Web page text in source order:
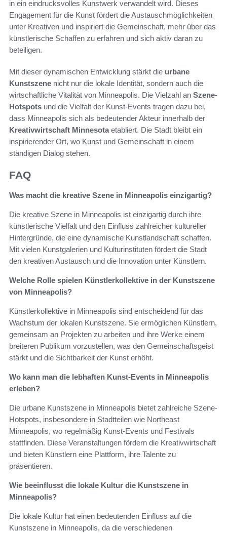
in ein eindrucksvolles Kunstwerk verwandelt wird. Dieses
Engagement für die Kunst fördert die Austauschmöglichkeiten
unter Kreativen und inspiriert die Gemeinschaft, mehr über das
künstlerische Schaffen zu erfahren und sich aktiv daran zu
beteiligen.
Mit dieser dynamischen Entwicklung stärkt die urbane
Kunstszene nicht nur die lokale Identität, sondern auch die
wirtschaftliche Vitalität von Minneapolis. Die Vielzahl an Szene-
Hotspots und die Vielfalt der Kunst-Events tragen dazu bei,
dass Minneapolis sich als bedeutender Akteur innerhalb der
Kreativwirtschaft Minnesotaetabliert. Die Stadt bleibt ein
inspirierender Ort, wo Kunst und Gemeinschaft in einem
ständigen Dialog stehen.
FAQ
Was macht die kreative Szene in Minneapolis einzigartig?
Die kreative Szene in Minneapolis ist einzigartig durch ihre
künstlerische Vielfalt und den Einfluss zahlreicher kultureller
Hintergründe, die eine dynamische Kunstlandschaft schaffen.
Mit vielen Kunstgalerien und Kulturinstituten fördert die Stadt
den kreativen Austausch und die Innovation unter Künstlern.
Welche Rolle spielen Künstlerkollektive in der Kunstszene
von Minneapolis?
Künstlerkollektive in Minneapolis sind entscheidend für das
Wachstum der lokalen Kunstszene. Sie ermöglichen Künstlern,
gemeinsam an Projekten zu arbeiten und ihre Werke einem
breiteren Publikum vorzustellen, was den Gemeinschaftsgeist
stärkt und die Sichtbarkeit der Kunst erhöht.
Wo kann man die lebhaften Kunst-Events in Minneapolis
erleben?
Die urbane Kunstszene in Minneapolis bietet zahlreiche Szene-
Hotspots, insbesondere in Stadtteilen wie Northeast
Minneapolis, wo regelmäßig Kunst-Events und Festivals
stattfinden. Diese Veranstaltungen fördern die Kreativwirtschaft
und bieten Künstlern eine Plattform, ihre Talente zu
präsentieren.
Wie beeinflusst die lokale Kultur die Kunstszene in
Minneapolis?
Die lokale Kultur hat einen bedeutenden Einfluss auf die
Kunstszene in Minneapolis, da die verschiedenen